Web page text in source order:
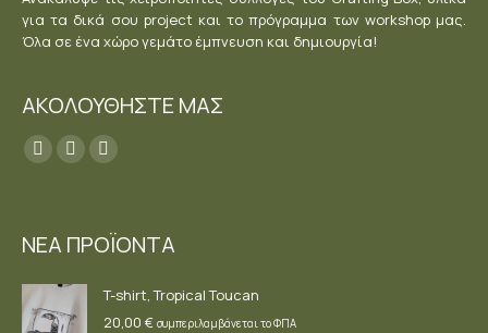
για τα δικά σου project και το πρόγραμμα των workshop μας.
Όλα σε ένα χώρο γεμάτο έμπνευση και δημιουργία!
ΑΚΟΛΟΥΘΗΣΤΕ ΜΑΣ
Find us on:
Facebook
in
window
YouTube
window
Instagram
in
window
ΝΕΑ ΠΡΟΪΟΝΤΑ
T-shirt, Tropical Toucan
20,00 € συμπεριλαμβάνεται το ΦΠΑ